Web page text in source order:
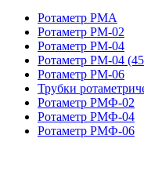
Ротаметр РМА
Ротаметр РМ-02
Ротаметр РМ-04
Ротаметр РМ-04
Ротаметр РМ-06
Трубки
Ротаметр РМФ-02
Ротаметр РМФ-04
Ротаметр РМФ-06